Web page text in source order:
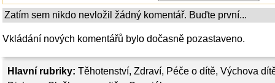
Hlavní rubriky: Těhotenství, Zdraví, Péče o dítě, Výchova
Zatím sem nikdo nevložil žádný komentář. Buďte první...
Vkládání nových komentářů bylo dočasně pozastaveno.